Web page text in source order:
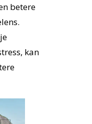
betere
kan